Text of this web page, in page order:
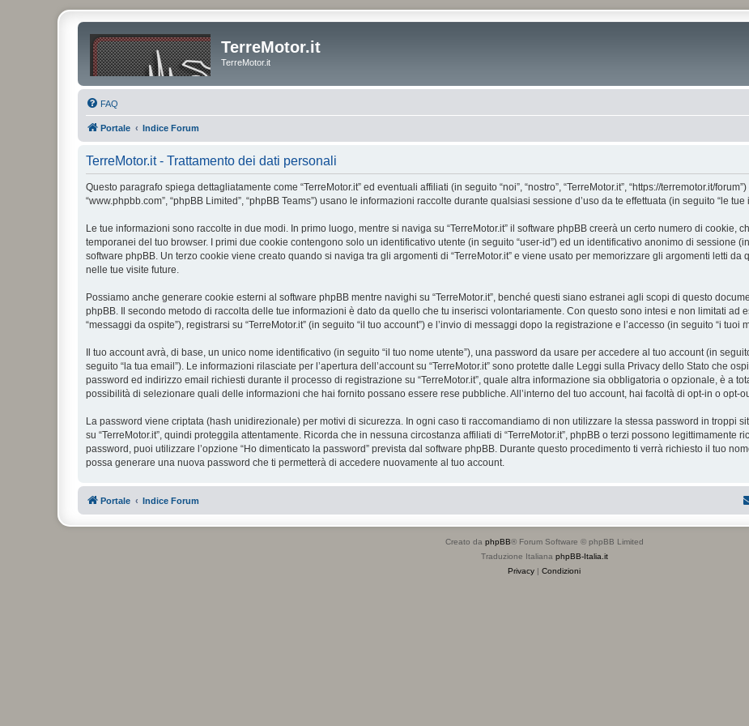
TerreMotor.it
TerreMotor.it
FAQ
Portale Indice Forum
TerreMotor.it - Trattamento dei dati personali
Questo paragrafo spiega dettagliatamente come “TerreMotor.it” ed eventuali affiliati (in seguito “noi”, “nostro”, “TerreMotor.it”, “https://terremotor.it/
“www.phpbb.com”, “phpBB Limited”, “phpBB Teams”) usano le informazioni raccolte durante qualsiasi sessione d’uso da te effettuata (in seguito “le tue
Le tue informazioni sono raccolte in due modi. In primo luogo, mentre si naviga su “TerreMotor.it” il software phpBB creerà un certo numero di cookie,
temporanei del tuo browser. I primi due cookie contengono solo un identificativo utente (in seguito “user-id”) ed un identificativo anonimo di sessione
software phpBB. Un terzo cookie viene creato quando si naviga tra gli argomenti di “TerreMotor.it” e viene usato per memorizzare gli argomenti letti
nelle tue visite future.
Possiamo anche generare cookie esterni al software phpBB mentre navighi su “TerreMotor.it”, benché questi siano estranei agli scopi di questo
phpBB. Il secondo metodo di raccolta delle tue informazioni è dato da quello che tu inserisci volontariamente. Con questo sono intesi e non limitati ad
“messaggi da ospite”), registrarsi su “TerreMotor.it” (in seguito “il tuo account”) e l’invio di messaggi dopo la registrazione e l’accesso (in seguito “i tuoi
Il tuo account avrà, di base, un unico nome identificativo (in seguito “il tuo nome utente”), una password da usare per accedere al tuo account (in
seguito “la tua email”). Le informazioni rilasciate per l’apertura dell’account su “TerreMotor.it” sono protette dalle Leggi sulla Privacy dello Stato che
password ed indirizzo email richiesti durante il processo di registrazione su “TerreMotor.it”, quale altra informazione sia obbligatoria o opzionale, è a
possibilità di selezionare quali delle informazioni che hai fornito possano essere rese pubbliche. All’interno del tuo account, hai facoltà di opt-in o opt-
La password viene criptata (hash unidirezionale) per motivi di sicurezza. In ogni caso ti raccomandiamo di non utilizzare la stessa password in troppi
su “TerreMotor.it”, quindi proteggila attentamente. Ricorda che in nessuna circostanza affiliati di “TerreMotor.it”, phpBB o terzi possono legittimamente
password, puoi utilizzare l’opzione “Ho dimenticato la password” prevista dal software phpBB. Durante questo procedimento ti verrà richiesto il tuo
possa generare una nuova password che ti permetterà di accedere nuovamente al tuo account.
Portale Indice Forum
Creato da phpBB® Forum Software © phpBB Limited
Traduzione Italiana phpBB-Italia.it
Privacy | Condizioni